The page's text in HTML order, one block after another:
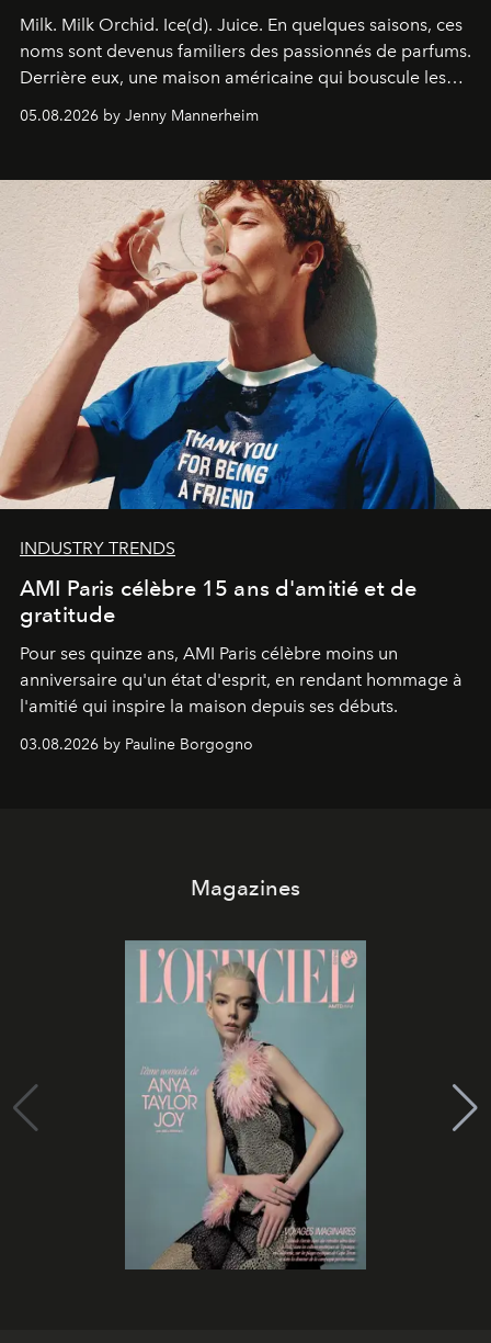
Milk. Milk Orchid. Ice(d). Juice. En quelques saisons, ces
noms sont devenus familiers des passionnés de parfums.
Derrière eux, une maison américaine qui bouscule les
une approche aussi intuitive que personnelle :
05.08.2026 by Jenny Mannerheim
INDUSTRY TRENDS
AMI Paris célèbre 15 ans d'amitié et de
gratitude
Pour ses quinze ans, AMI Paris célèbre moins un
anniversaire qu'un état d'esprit, en rendant hommage à
l'amitié qui inspire la maison depuis ses débuts.
03.08.2026 by Pauline Borgogno
Magazines